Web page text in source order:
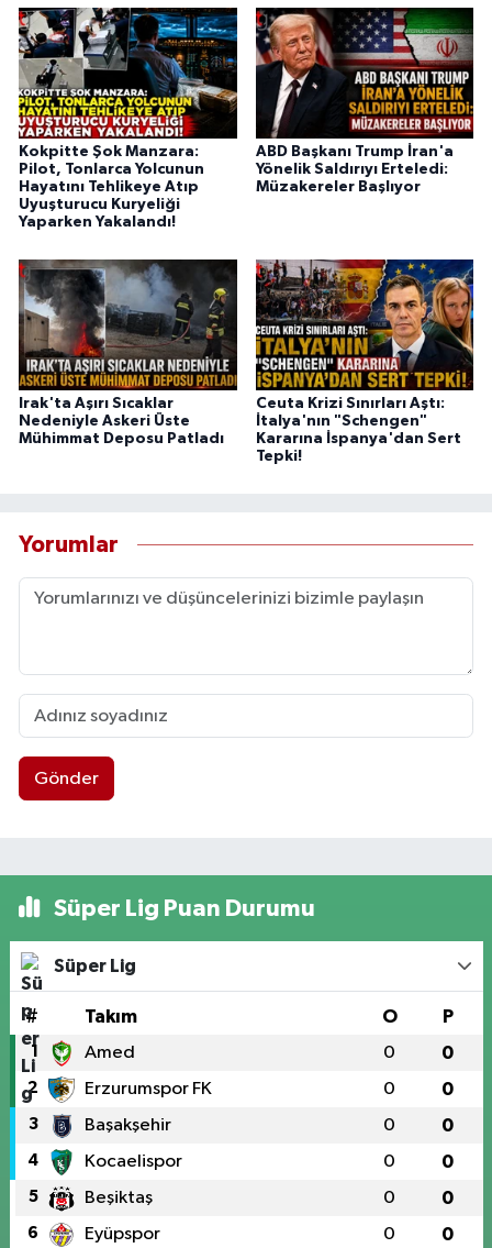
Kokpitte Şok Manzara:
Pilot, Tonlarca Yolcunun
Hayatını Tehlikeye Atıp
Uyuşturucu Kuryeliği
Yaparken Yakalandı!
ABD Başkanı Trump İran'a
Yönelik Saldırıyı Erteledi:
Müzakereler Başlıyor
Irak'ta Aşırı Sıcaklar
Nedeniyle Askeri Üste
Mühimmat Deposu Patladı
Ceuta Krizi Sınırları Aştı:
İtalya'nın "Schengen"
Kararına İspanya'dan Sert
Tepki!
Yorumlar
Gönder
Süper Lig Puan Durumu
Süper Lig
# Takım O P
1 Amed 0 0
2 Erzurumspor FK 0 0
3 Başakşehir 0 0
4 Kocaelispor 0 0
5 Beşiktaş 0 0
6 Eyüpspor 0 0